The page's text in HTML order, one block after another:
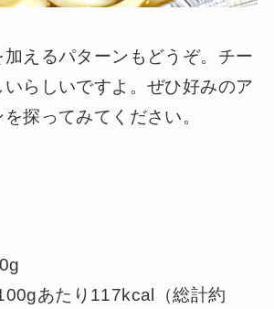
えるパターンもどうぞ。チー
いらしいですよ。ぜひ好みのア
探ってみてください。
あたり117kcal（総計約